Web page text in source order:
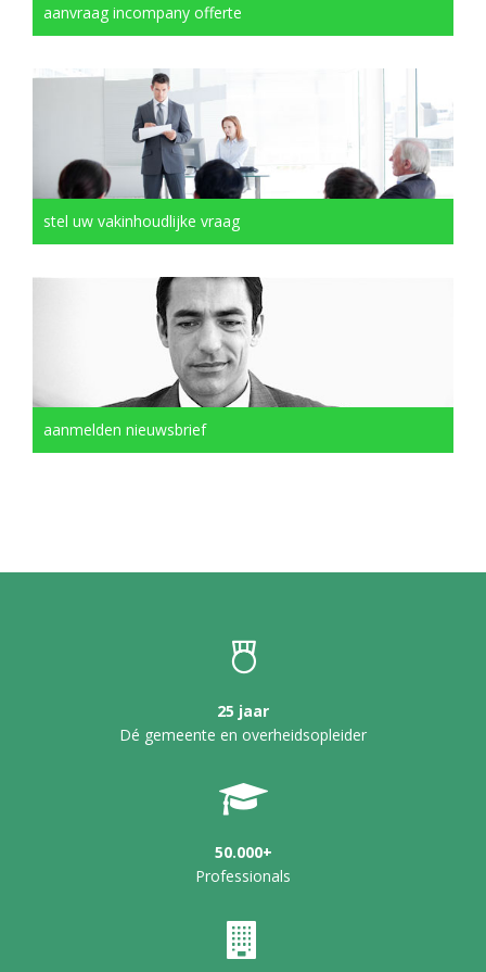
aanvraag incompany offerte
stel uw vakinhoudlijke vraag
aanmelden nieuwsbrief
25 jaar
Dé gemeente en overheidsopleider
50.000+
Professionals